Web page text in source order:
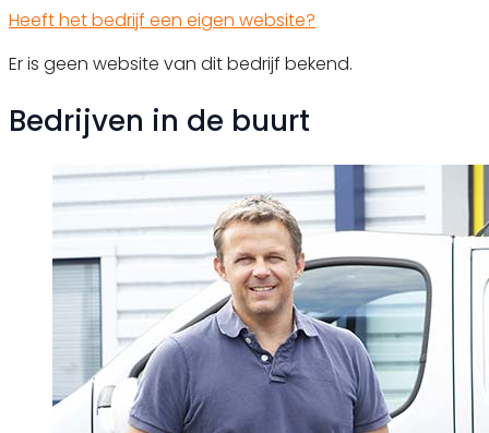
Heeft het bedrijf een eigen website?
Er is geen website van dit bedrijf bekend.
Bedrijven in de buurt